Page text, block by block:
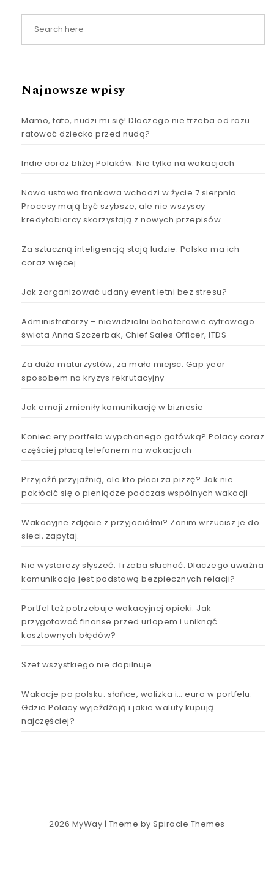
Najnowsze wpisy
Mamo, tato, nudzi mi się! Dlaczego nie trzeba od razu
ratować dziecka przed nudą?
Indie coraz bliżej Polaków. Nie tylko na wakacjach
Nowa ustawa frankowa wchodzi w życie 7 sierpnia.
Procesy mają być szybsze, ale nie wszyscy
kredytobiorcy skorzystają z nowych przepisów
Za sztuczną inteligencją stoją ludzie. Polska ma ich
coraz więcej
Jak zorganizować udany event letni bez stresu?
Administratorzy – niewidzialni bohaterowie cyfrowego
świata Anna Szczerbak, Chief Sales Officer, ITDS
Za dużo maturzystów, za mało miejsc. Gap year
sposobem na kryzys rekrutacyjny
Jak emoji zmieniły komunikację w biznesie
Koniec ery portfela wypchanego gotówką? Polacy coraz
częściej płacą telefonem na wakacjach
Przyjaźń przyjaźnią, ale kto płaci za pizzę? Jak nie
pokłócić się o pieniądze podczas wspólnych wakacji
Wakacyjne zdjęcie z przyjaciółmi? Zanim wrzucisz je do
sieci, zapytaj.
Nie wystarczy słyszeć. Trzeba słuchać. Dlaczego uważna
komunikacja jest podstawą bezpiecznych relacji?
Portfel też potrzebuje wakacyjnej opieki. Jak
przygotować finanse przed urlopem i uniknąć
kosztownych błędów?
Szef wszystkiego nie dopilnuje
Wakacje po polsku: słońce, walizka i… euro w portfelu.
Gdzie Polacy wyjeżdżają i jakie waluty kupują
najczęściej?
2026 MyWay | Theme bySpiracle Themes